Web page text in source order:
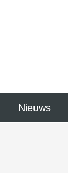
Nieuws